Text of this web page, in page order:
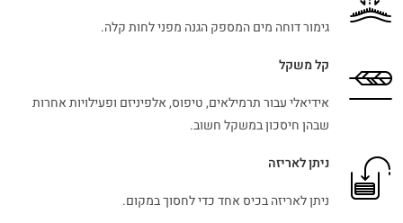
גימור דוחה מים המספק הגנה מפני לחות קלה.
קל משקל
אידיאלי עבור תרמילאים, טיפוס, אלפיניזם ופעילויות אחרות
שבהן חיסכון במשקל חשוב.
ניתן לאריזה
ניתן לאריזה בכיס אחד כדי לחסוך במקום.